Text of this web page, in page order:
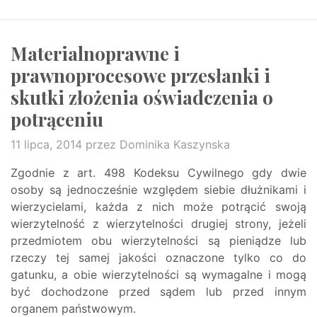
Materialnoprawne i
prawnoprocesowe przesłanki i
skutki złożenia oświadczenia o
potrąceniu
11 lipca, 2014 przez Dominika Kaszynska
Zgodnie z art. 498 Kodeksu Cywilnego gdy dwie
osoby są jednocześnie względem siebie dłużnikami i
wierzycielami, każda z nich może potrącić swoją
wierzytelność z wierzytelności drugiej strony, jeżeli
przedmiotem obu wierzytelności są pieniądze lub
rzeczy tej samej jakości oznaczone tylko co do
gatunku, a obie wierzytelności są wymagalne i mogą
być dochodzone przed sądem lub przed innym
organem państwowym.